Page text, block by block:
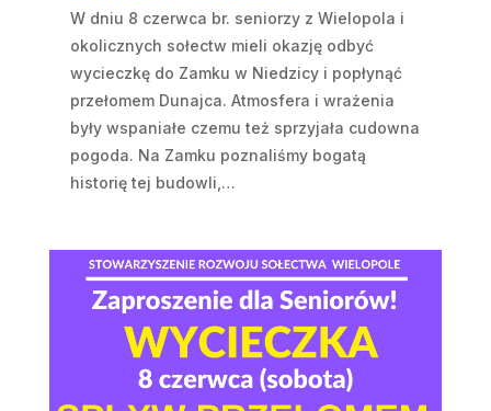
W dniu 8 czerwca br. seniorzy z Wielopola i
okolicznych sołectw mieli okazję odbyć
wycieczkę do Zamku w Niedzicy i popłynąć
przełomem Dunajca. Atmosfera i wrażenia
były wspaniałe czemu też sprzyjała cudowna
pogoda. Na Zamku poznaliśmy bogatą
historię tej budowli,…